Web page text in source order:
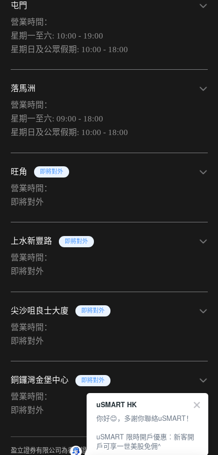
屯門
營業時間：
星期一至六: 10:00 - 19:00
星期日及公眾假期: 10:00 - 18:00
落馬洲
營業時間：
星期一至六: 09:00 - 18:00
星期日及公眾假期: 10:00 - 18:00
旺角 即將對外
營業時間：
即將對外
上水新豐路 即將對外
營業時間：
即將對外
尖沙咀良士大廈 即將對外
營業時間：
即將對外
銅鑼灣金堡中心 即將對外
營業時間：
即將對外
盈立證券有限公司為香港證監會持牌法團（中央編號：
uSMART HK
你好😊，多謝你聯絡uSMART！
uSMART 限時開戶優惠︰新客開
戶可享一世美股免佣^